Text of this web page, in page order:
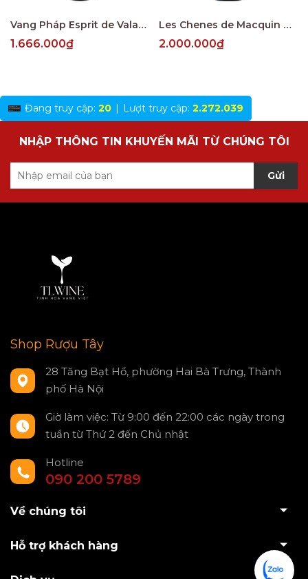
Vang Pháp Esprit de Valandraud Saint Emillion
1.666.000₫
Les Chenes de Macquin Saint-Emilion Grand Cru
2.000.000₫
Đang truy cập: 20 | Lượt truy cập: 2.272.039
NHẬP THÔNG TIN KHUYẾN MÃI TỪ CHÚNG TÔI
Gửi
Shop Rượu Tây
28 Tăng Bạt Hổ, phường Hai Bà Trưng, Thành
phố Hà Nội
Giờ làm việc: Từ 9:00 đến 22:00 các ngày trong
tuần từ Thứ 2 đến Chủ nhật
Hotline
090 200 5789
Về chúng tôi
Hỗ trợ khách hàng